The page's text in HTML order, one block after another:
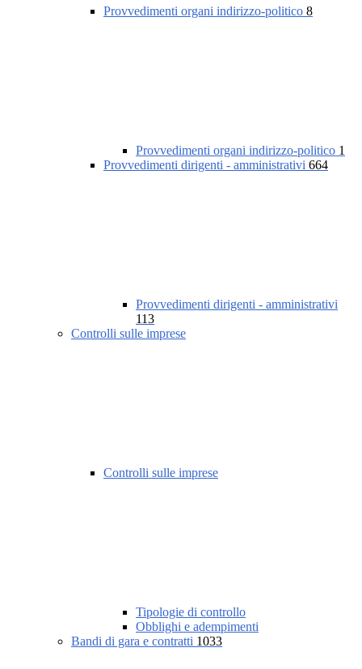
Provvedimenti organi indirizzo-politico 8
Provvedimenti organi indirizzo-politico 1
Provvedimenti dirigenti - amministrativi 664
Provvedimenti dirigenti - amministrativi
113
Controlli sulle imprese
Controlli sulle imprese
Tipologie di controllo
Obblighi e adempimenti
Bandi di gara e contratti 1033